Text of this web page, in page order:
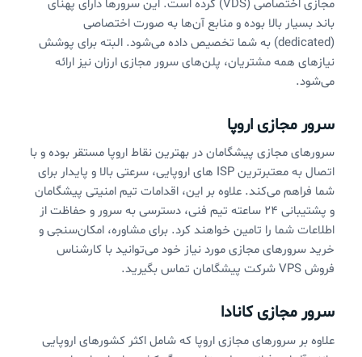
مجازی اختصاصی (VDS) کرده است. این سرورها دارای پهنای
باند بسیار بالا بوده و منابع آن‌ها به صورت اختصاصی
(dedicated) به شما تخصیص داده می‌شود. البته برای پوشش
نیازهای همه مشتریان، پلن‌های سرور مجازی ارزان نیز ارائه
می‌شود.
سرور مجازی اروپا
سرورهای مجازی پیشگامان در بهترین نقاط اروپا مستقر بوده و با
اتصال به معتبرترین ISP های اروپایی، سرعتی بالا و پایدار برای
شما فراهم می‌کند. علاوه بر این، اقدامات تیم امنیتی پیشگامان
و پشتیبانی 24 ساعته تیم فنی، دسترسی به سرور و حفاظت از
اطلاعات شما را تامین خواهند کرد. برای مشاوره، امکان‌سنجی و
خرید سرورهای مجازی مورد نیاز خود می‌توانید با کارشناس
فروش VPS شرکت پیشگامان تماس بگیرید.
سرور مجازی کانادا
علاوه بر سرورهای مجازی اروپا که شامل اکثر کشورهای اروپایی